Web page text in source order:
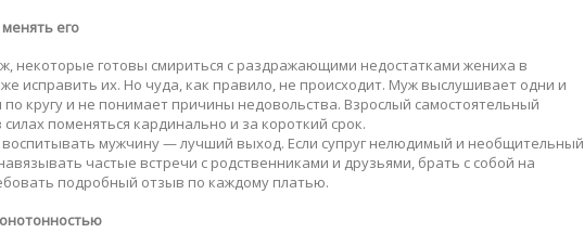
его
некоторые готовы смириться с раздражающими недостатками жениха в
исправить их. Но чуда, как правило, не происходит. Муж выслушивает одни и
по кругу и не понимает причины недовольства. Взрослый самостоятельный
поменяться кардинально и за короткий срок.
воспитывать мужчину — лучший выход. Если супруг нелюдимый и необщительный
частые встречи с родственниками и друзьями, брать с собой на
подробный отзыв по каждому платью.